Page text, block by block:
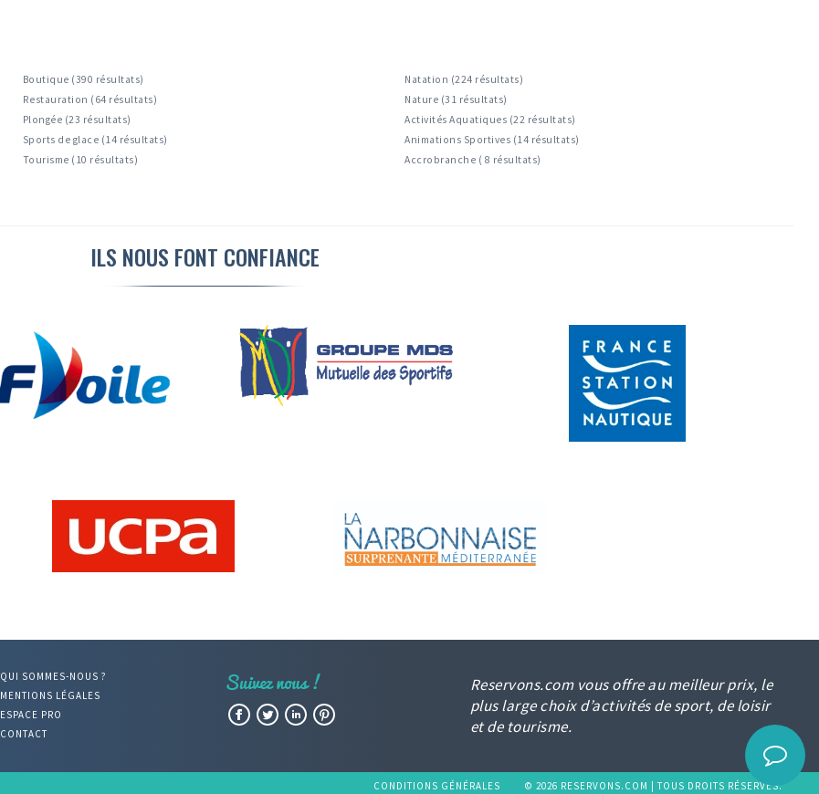
Boutique (390 résultats)
Natation (224 résultats)
Restauration (64 résultats)
Nature (31 résultats)
Plongée (23 résultats)
Activités Aquatiques (22 résultats)
Sports de glace (14 résultats)
Animations Sportives (14 résultats)
Tourisme (10 résultats)
Accrobranche ( 8 résultats)
ILS NOUS FONT CONFIANCE
QUI SOMMES-NOUS ?
MENTIONS LÉGALES
ESPACE PRO
CONTACT
Facebook
TwitterLinkedInPinterest
Reservons.com vous offre au meilleur prix, le
plus large choix d’activités de sport, de loisir
et de tourisme.
CONDITIONS GÉNÉRALES © 2026 RESERVONS.COM | TOUS DROITS RÉSERVÉS.